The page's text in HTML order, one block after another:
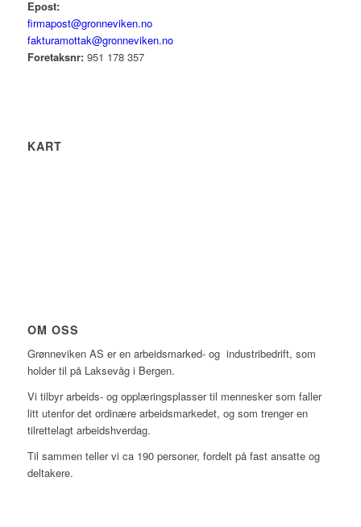
Epost:
firmapost@gronneviken.no
fakturamottak@gronneviken.no
Foretaksnr:951 178 357
KART
OM OSS
Grønneviken AS er en arbeidsmarked- og industribedrift, som
holder til på Laksevåg i Bergen.
Vi tilbyr arbeids- og opplæringsplasser til mennesker som faller
litt utenfor det ordinære arbeidsmarkedet, og som trenger en
tilrettelagt arbeidshverdag.
Til sammen teller vi ca 190 personer, fordelt på fast ansatte og
deltakere.